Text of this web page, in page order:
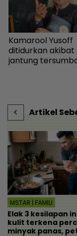
Kamarool Yusoff
ditidurkan akibat
jantung
Artikel
MSTAR | FAMILI
Elak 3 kesilapan
kulit terkena
minyak panas,